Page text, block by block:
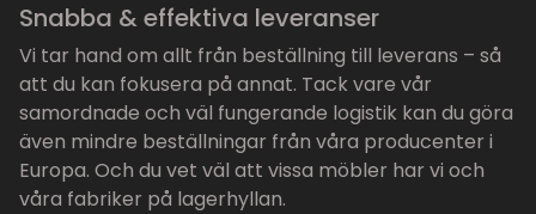
Snabba & effektiva leveranser
Vi tar hand om allt från beställning till leverans – så
att du kan fokusera på annat. Tack vare vår
samordnade och väl fungerande logistik kan du göra
även mindre beställningar från våra producenter i
Europa. Och du vet väl att vissa möbler har vi och
våra fabriker på lagerhyllan.